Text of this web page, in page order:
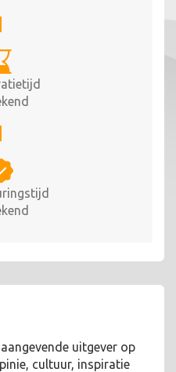
uitgever op
cultuur, inspiratie